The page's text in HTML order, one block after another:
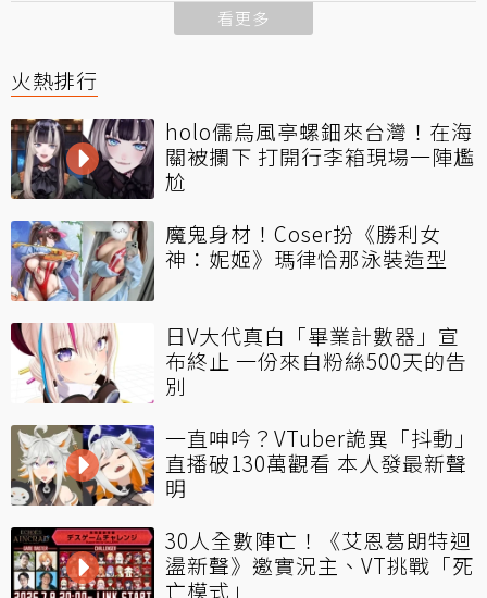
看更多
火熱排行
holo儒烏風亭螺鈿來台灣！在海
關被攔下 打開行李箱現場一陣尷
尬
魔鬼身材！Coser扮《勝利女
神：妮姬》瑪律恰那泳裝造型
日V大代真白「畢業計數器」宣
布終止 一份來自粉絲500天的告
別
一直呻吟？VTuber詭異「抖動」
直播破130萬觀看 本人發最新聲
明
30人全數陣亡！《艾恩葛朗特迴
盪新聲》邀實況主、VT挑戰「死
亡模式」